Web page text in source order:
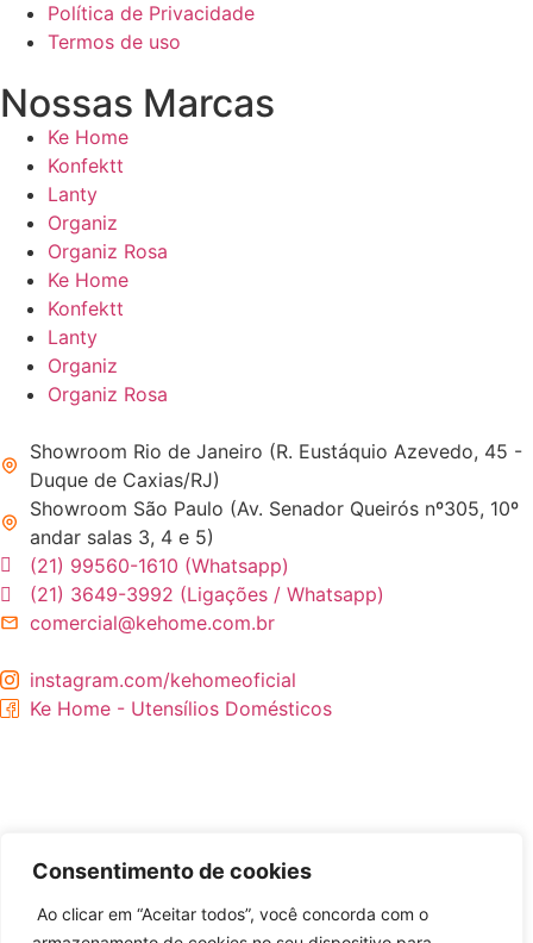
Consentimento de cookies
Ao clicar em “Aceitar todos”, você concorda com o
Política de Privacidade
Termos de uso
Nossas Marcas
Ke Home
Konfektt
Lanty
Organiz
Organiz Rosa
Ke Home
Konfektt
Lanty
Organiz
Organiz Rosa
Showroom Rio de Janeiro (R. Eustáquio Azevedo, 45 -
Duque de Caxias/RJ)
Showroom São Paulo (Av. Senador Queirós nº305, 10º
andar salas 3, 4 e 5)
(21) 99560-1610 (Whatsapp)
(21) 3649-3992 (Ligações / Whatsapp)
comercial@kehome.com.br
instagram.com/kehomeoficial
Ke Home - Utensílios Domésticos